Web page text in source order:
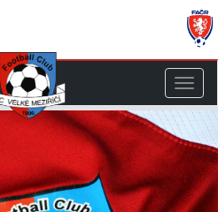
Toggle